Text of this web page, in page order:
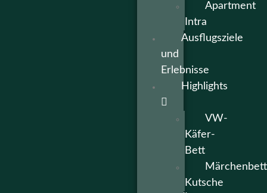
Apartment
Intra
Ausflugsziele
und
Erlebnisse
Highlights
VW-
Käfer-
Bett
Märchenbett
Kutsche